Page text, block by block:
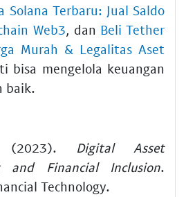
Solana Terbaru: Jual Saldo
Web3, dan Beli Tether
Murah & Legalitas Aset
bisa mengelola keuangan
baik.
(2023). Digital Asset
and Financial Inclusion.
Technology.